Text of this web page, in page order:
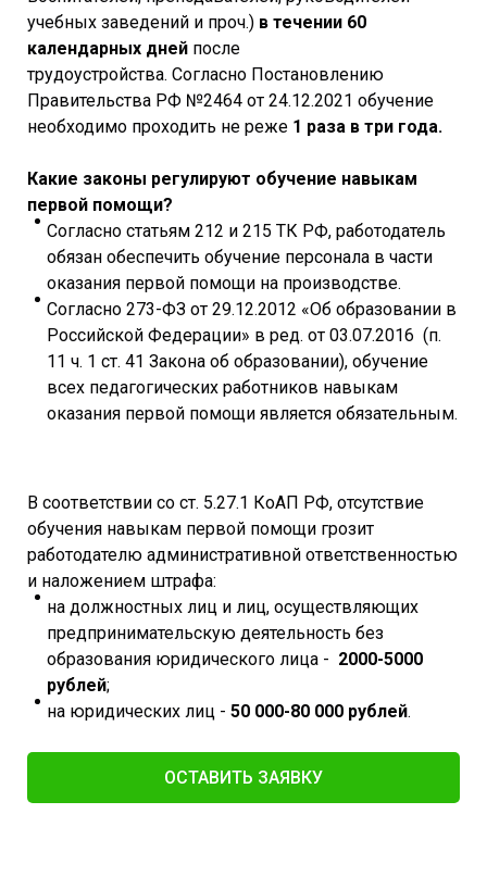
учебных заведений и проч.) в течении 60
календарных дней после
трудоустройства. Согласно Постановлению
Правительства РФ №2464 от 24.12.2021 обучение
необходимо проходить не реже 1 раза в три года.
Какие законы регулируют обучение навыкам
первой помощи?
Согласно статьям 212 и 215 ТК РФ, работодатель
обязан обеспечить обучение персонала в части
оказания первой помощи на производстве.
Согласно 273-ФЗ от 29.12.2012 «Об образовании в
Российской Федерации» в ред. от 03.07.2016 (п.
11 ч. 1 ст. 41 Закона об образовании), обучение
всех педагогических работников навыкам
оказания первой помощи является обязательным.
В соответствии со ст. 5.27.1 КоАП РФ, отсутствие
обучения навыкам первой помощи грозит
работодателю административной ответственностью
и наложением штрафа:
на должностных лиц и лиц, осуществляющих
предпринимательскую деятельность без
образования юридического лица - 2000-5000
рублей;
на юридических лиц - 50 000-80 000 рублей.
ОСТАВИТЬ ЗАЯВКУ​